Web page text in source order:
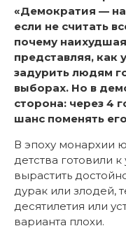
«Демократия —
если не считать
почему
представляя, как
задурить людям
выборах. Но в
сторона: через 4
шанс поменять
В эпоху монархии
детства готовили
вырастить
дурак или злодей,
десятилетия или
варианта плохи.